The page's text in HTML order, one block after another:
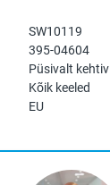
SW10119
395-04604
Püsivalt kehtiv
Kõik keeled
EU